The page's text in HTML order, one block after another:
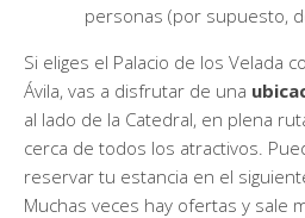
personas (por supuesto,
Si eliges el Palacio de los Velada
Ávila, vas a disfrutar de una
al lado de la Catedral, en plena
cerca de todos los atractivos.
reservar tu estancia en el
Muchas veces hay ofertas y sale